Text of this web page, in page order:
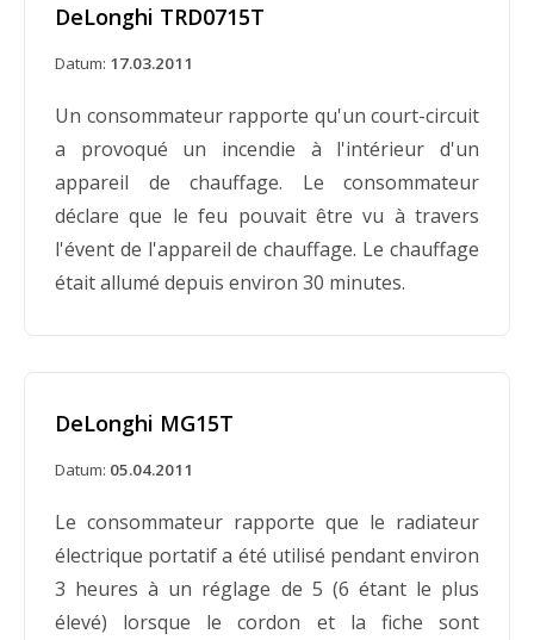
surchauffe ou de prise de feu d'appareils de
chauffage, causant une blessure mineure, et
d'humidificateurs. Certains des incendies liés à
ces radiateurs et humidificateurs ont causé
d'importants dégâts. Seuls les radiateurs
céramiques électriques portables modèles
Duracraft CZ-303, CZ-304, CZ-308, CZ-318, CZ-
319 Heat Express et DeLonghi modèle CER-1
DeLonghi TRD0715T
Datum: 17.03.2011
Un consommateur rapporte qu'un court-circuit
a provoqué un incendie à l'intérieur d'un
appareil de chauffage. Le consommateur
déclare que le feu pouvait être vu à travers
l'évent de l'appareil de chauffage. Le chauffage
était allumé depuis environ 30 minutes.
DeLonghi MG15T
Datum: 05.04.2011
Le consommateur rapporte que le radiateur
électrique portatif a été utilisé pendant environ
3 heures à un réglage de 5 (6 étant le plus
élevé) lorsque le cordon et la fiche sont